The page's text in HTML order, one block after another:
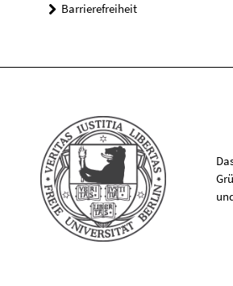
Barrierefreiheit